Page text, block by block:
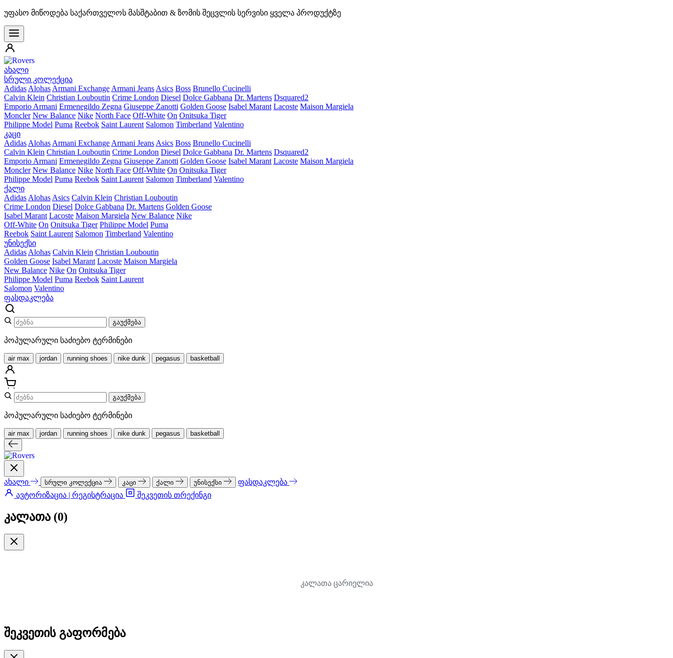
უფასო მიწოდება საქართველოს მასშტაბით & ზომის შეცვლის სერვისი ყველა პროდუქტზე
ახალი
სრული კოლექცია
Adidas Alohas Armani Exchange Armani Jeans Asics Boss Brunello Cucinelli
Calvin Klein Christian Louboutin Crime London Diesel Dolce Gabbana Dr. Martens Dsquared2
Emporio Armani Ermenegildo Zegna Giuseppe Zanotti Golden Goose Isabel Marant Lacoste Maison Margiela
Moncler New Balance Nike North Face Off-White On Onitsuka Tiger
Philippe Model Puma Reebok Saint Laurent Salomon Timberland Valentino
კაცი
Adidas Alohas Armani Exchange Armani Jeans Asics Boss Brunello Cucinelli
Calvin Klein Christian Louboutin Crime London Diesel Dolce Gabbana Dr. Martens Dsquared2
Emporio Armani Ermenegildo Zegna Giuseppe Zanotti Golden Goose Isabel Marant Lacoste Maison Margiela
Moncler New Balance Nike North Face Off-White On Onitsuka Tiger
Philippe Model Puma Reebok Saint Laurent Salomon Timberland Valentino
ქალი
Adidas Alohas Asics Calvin Klein Christian Louboutin
Crime London Diesel Dolce Gabbana Dr. Martens Golden Goose
Isabel Marant Lacoste Maison Margiela New Balance Nike
Off-White On Onitsuka Tiger Philippe Model Puma
Reebok Saint Laurent Salomon Timberland Valentino
უნისექსი
Adidas Alohas Calvin Klein Christian Louboutin
Golden Goose Isabel Marant Lacoste Maison Margiela
New Balance Nike On Onitsuka Tiger
Philippe Model Puma Reebok Saint Laurent
Salomon Valentino
ფასდაკლება
გაუქმება
პოპულარული საძიებო ტერმინები
air max jordan running shoes nike dunk pegasus basketball
გაუქმება
პოპულარული საძიებო ტერმინები
air max jordan running shoes nike dunk pegasus basketball
ახალი სრული კოლექცია კაცი ქალი უნისექსი
ფასდაკლება
ავტორიზაცია | რეგისტრაცია
შეკვეთის თრექინგი
კალათა (0)
კალათა ცარიელია
შეკვეთის გაფორმება